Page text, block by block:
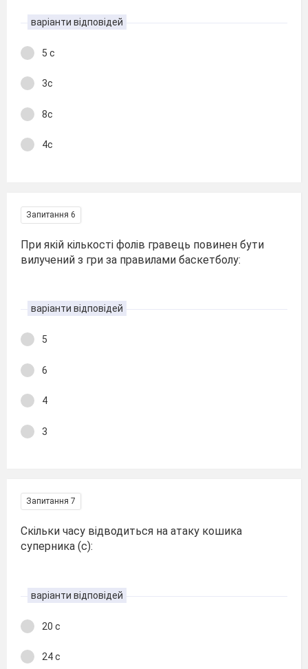
варіанти відповідей
5 с
3с
8с
4с
Запитання 6
При якій кількості фолів гравець повинен бути
вилучений з гри за правилами баскетболу:
варіанти відповідей
5
6
4
3
Запитання 7
Скільки часу відводиться на атаку кошика
суперника (с):
варіанти відповідей
20 с
24 с